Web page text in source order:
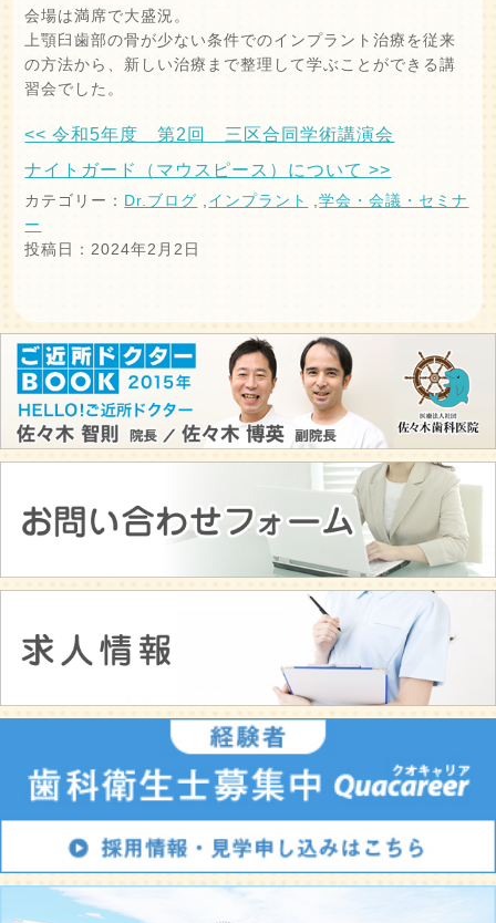
会場は満席で大盛況。
上顎臼歯部の骨が少ない条件でのインプラント治療を従来
の方法から、新しい治療まで整理して学ぶことができる講
習会でした。
<< 令和5年度 第2回 三区合同学術講演会
ナイトガード（マウスピース）について >>
カテゴリー： Dr.ブログ ,インプラント ,学会・会議・セミナ
ー
投稿日：2024年2月2日